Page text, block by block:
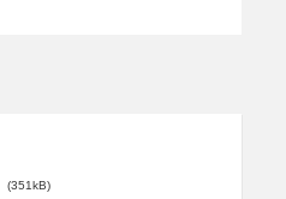
(351kB)